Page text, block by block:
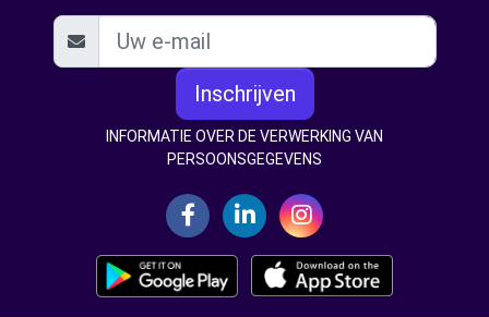
Inschrijven
INFORMATIE OVER DE VERWERKING VAN
PERSOONSGEGEVENS